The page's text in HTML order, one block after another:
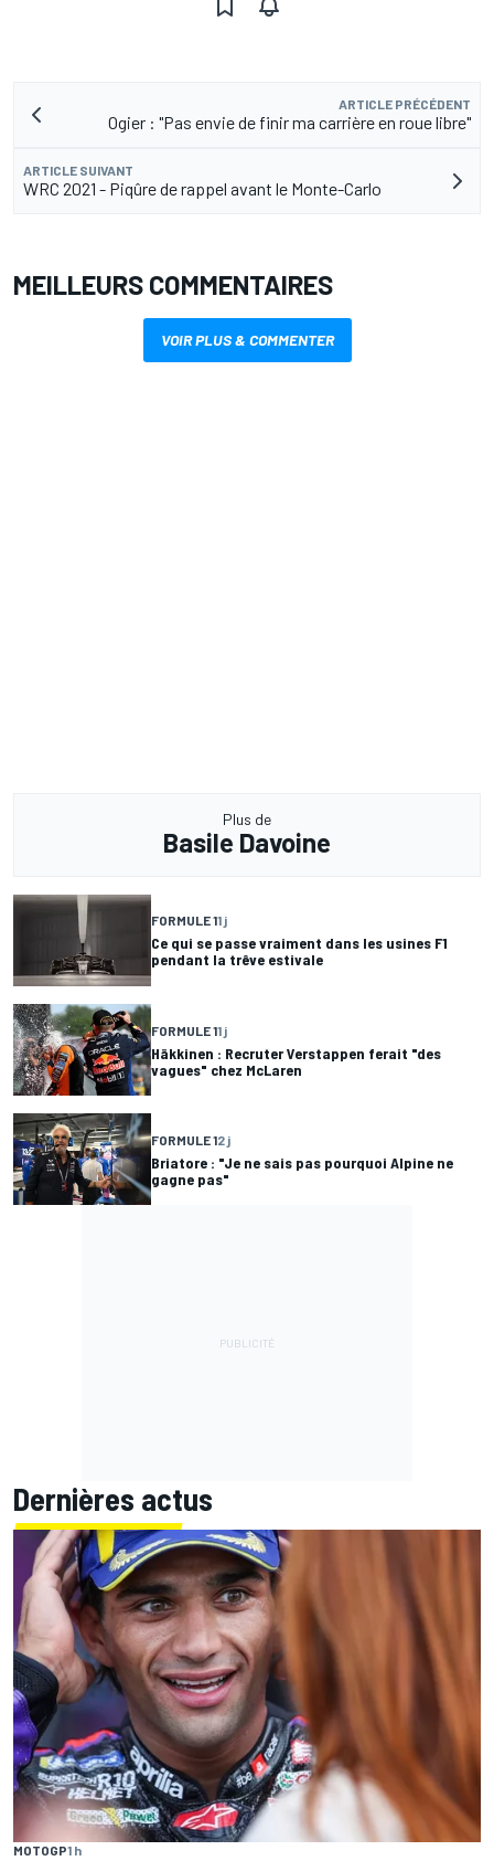
ARTICLE PRÉCÉDENT
Ogier : "Pas envie de finir ma carrière en roue libre"
ARTICLE SUIVANT
WRC 2021 - Piqûre de rappel avant le Monte-Carlo
MEILLEURS COMMENTAIRES
VOIR PLUS & COMMENTER
Plus de
Basile Davoine
FORMULE 11 j
Ce qui se passe vraiment dans les usines F1
pendant la trêve estivale
FORMULE 11 j
Häkkinen : Recruter Verstappen ferait "des
vagues" chez McLaren
FORMULE 12 j
Briatore : "Je ne sais pas pourquoi Alpine ne
gagne pas"
Dernières actus
MOTOGP1 h